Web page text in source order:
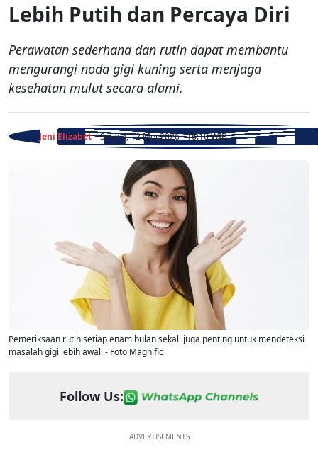
Lebih Putih dan Percaya Diri
Perawatan sederhana dan rutin dapat membantu
mengurangi noda gigi kuning serta menjaga
kesehatan mulut secara alami.
Jeni Elizabet - Selasa, 12 Mei 2026 - 16:10 WIB
Pemeriksaan rutin setiap enam bulan sekali juga penting untuk mendeteksi
masalah gigi lebih awal. - Foto Magnific
Follow Us:
ADVERTISEMENTS